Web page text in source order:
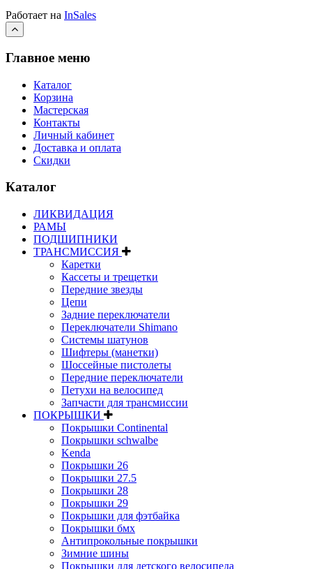
Работает на InSales
Главное меню
Каталог
Корзина
Мастерская
Контакты
Личный кабинет
Доставка и оплата
Скидки
Каталог
ЛИКВИДАЦИЯ
РАМЫ
ПОДШИПНИКИ
ТРАНСМИССИЯ
Каретки
Кассеты и трещетки
Передние звезды
Цепи
Задние переключатели
Переключатели Shimano
Системы шатунов
Шифтеры (манетки)
Шоссейные пистолеты
Передние переключатели
Петухи на велосипед
Запчасти для трансмиссии
ПОКРЫШКИ
Покрышки Continental
Покрышки schwalbe
Kenda
Покрышки 26
Покрышки 27.5
Покрышки 28
Покрышки 29
Покрышки для фэтбайка
Покрышки бмх
Антипрокольные покрышки
Зимние шины
Покрышки для детского велосипеда